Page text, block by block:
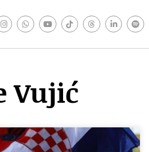
Vujić